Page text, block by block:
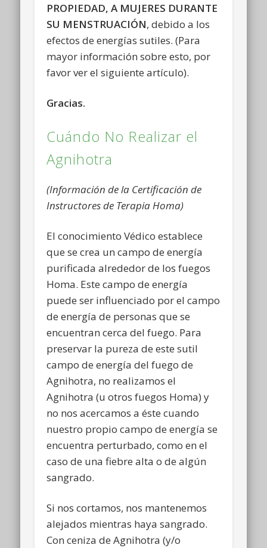
PROPIEDAD, A MUJERES DURANTE
SU MENSTRUACIÓN, debido a los
efectos de energías sutiles. (Para
mayor información sobre esto, por
favor ver el siguiente artículo).
Gracias.
Cuándo No Realizar el
Agnihotra
(Información de la Certificación de
Instructores de Terapia Homa)
El conocimiento Védico establece
que se crea un campo de energía
purificada alrededor de los fuegos
Homa. Este campo de energía
puede ser influenciado por el campo
de energía de personas que se
encuentran cerca del fuego. Para
preservar la pureza de este sutil
campo de energía del fuego de
Agnihotra, no realizamos el
Agnihotra (u otros fuegos Homa) y
no nos acercamos a éste cuando
nuestro propio campo de energía se
encuentra perturbado, como en el
caso de una fiebre alta o de algún
sangrado.
Si nos cortamos, nos mantenemos
alejados mientras haya sangrado.
Con ceniza de Agnihotra (y/o